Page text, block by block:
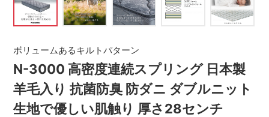
N-3000 高密度連続スプリング 日本製
羊毛入り 抗菌防臭 防ダニ ダブルニット
生地で優しい肌触り 厚さ28センチ
ボリュームあるキルトパターン